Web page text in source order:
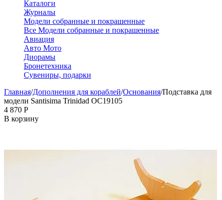
Каталоги
Журналы
Модели собранные и покрашенные
Все Модели собранные и покрашенные
Авиация
Авто Мото
Диорамы
Бронетехника
Сувениры, подарки
Главная/Дополнения для кораблей/Основания/Подставка для
модели Santisima Trinidad OC19105
4 870 Р
В корзину